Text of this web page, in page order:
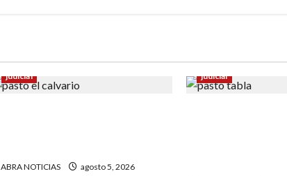
judicial
ABRA NOTICIAS agosto 5, 2026
judicial